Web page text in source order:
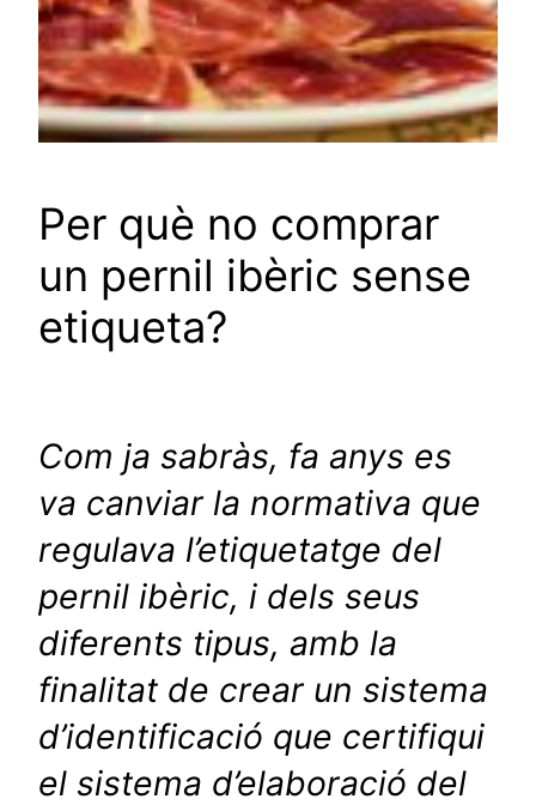
Per què no comprar
un pernil ibèric sense
etiqueta?
Com ja sabràs, fa anys es
va canviar la normativa que
regulava l’etiquetatge del
pernil ibèric, i dels seus
diferents tipus, amb la
finalitat de crear un sistema
d’identificació que certifiqui
el sistema d’elaboració del